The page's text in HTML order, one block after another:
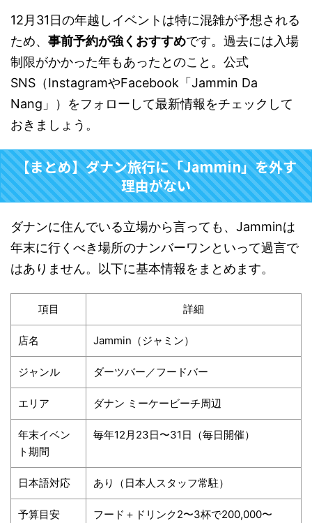
12月31日の年越しイベントは特に混雑が予想される
ため、 事前予約が強くおすすめです。過去には入場
制限がかかった年もあったとのこと。公式
SNS（InstagramやFacebook「Jammin Da
Nang」）をフォローして最新情報をチェックして
おきましょう。
【まとめ】ダナン旅行に「Jammin」を外す
理由がない
ダナンに住んでいる立場から言っても、Jamminは
年末に行くべき場所のナンバーワンといって過言で
はありません。以下に基本情報をまとめます。
項目 詳細
店名 Jammin（ジャミン）
ジャンル ダーツバー／フードバー
エリア ダナン ミーケービーチ周辺
年末イベン
ト期間
毎年12月23日〜31日（毎日開催）
日本語対応 あり（日本人スタッフ常駐）
予算目安
フード＋ドリンク2〜3杯で200,000〜